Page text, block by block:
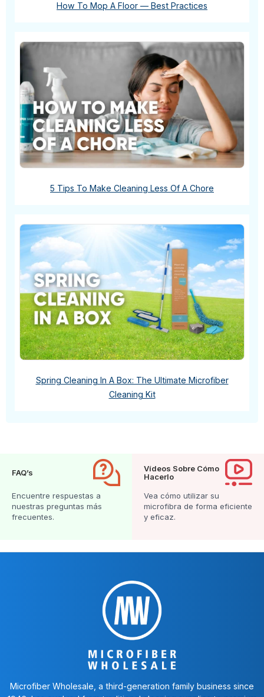
How To Mop A Floor — Best Practices
5 Tips To Make Cleaning Less Of A Chore
Spring Cleaning In A Box: The Ultimate Microfiber
Cleaning Kit
FAQ’s
Encuentre respuestas a
nuestras preguntas más
frecuentes.
Vídeos Sobre Cómo
Hacerlo
Vea cómo utilizar su
microfibra de forma eficiente
y eficaz.
Microfiber Wholesale, a third-generation family business since